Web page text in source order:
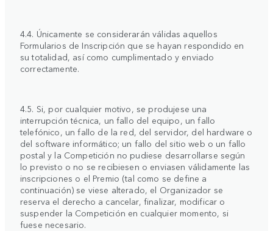
4.4. Únicamente se considerarán válidas aquellos
Formularios de Inscripción que se hayan respondido en
su totalidad, así como cumplimentado y enviado
correctamente.
4.5. Si, por cualquier motivo, se produjese una
interrupción técnica, un fallo del equipo, un fallo
telefónico, un fallo de la red, del servidor, del hardware o
del software informático; un fallo del sitio web o un fallo
postal y la Competición no pudiese desarrollarse según
lo previsto o no se recibiesen o enviasen válidamente las
inscripciones o el Premio (tal como se define a
continuación) se viese alterado, el Organizador se
reserva el derecho a cancelar, finalizar, modificar o
suspender la Competición en cualquier momento, si
fuese necesario.